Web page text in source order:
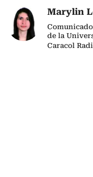
Marylin
de la
Caracol